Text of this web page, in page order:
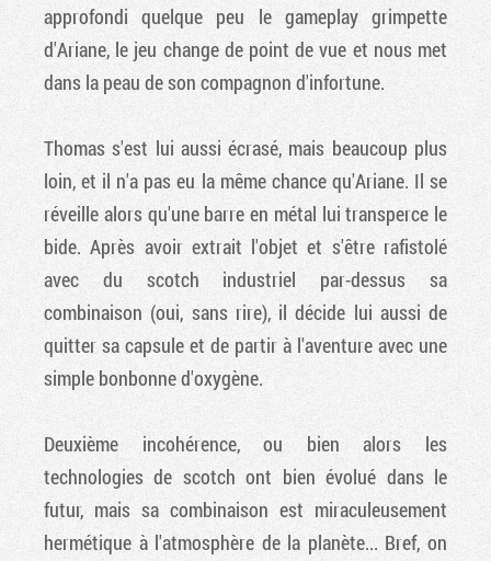
approfondi quelque peu le gameplay grimpette
d'Ariane, le jeu change de point de vue et nous met
dans la peau de son compagnon d'infortune.
Thomas s'est lui aussi écrasé, mais beaucoup plus
loin, et il n'a pas eu la même chance qu'Ariane. Il se
réveille alors qu'une barre en métal lui transperce le
bide. Après avoir extrait l'objet et s'être rafistolé
avec du scotch industriel par-dessus sa
combinaison (oui, sans rire), il décide lui aussi de
quitter sa capsule et de partir à l'aventure avec une
simple bonbonne d'oxygène.
Deuxième incohérence, ou bien alors les
technologies de scotch ont bien évolué dans le
futur, mais sa combinaison est miraculeusement
hermétique à l'atmosphère de la planète... Bref, on